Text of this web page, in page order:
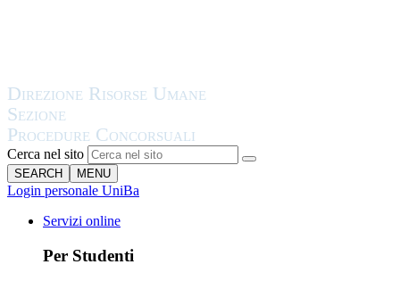
Cerca nel sito
SEARCH MENU
Login personale UniBa
Servizi online
Per Studenti